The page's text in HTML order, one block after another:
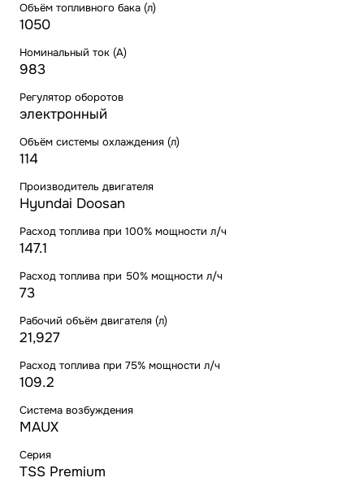
Объём топливного бака (л)
1050
Номинальный ток (А)
983
Регулятор оборотов
электронный
Объём системы охлаждения (л)
114
Производитель двигателя
Hyundai Doosan
Расход топлива при 100% мощности л/ч
147.1
Расход топлива при 50% мощности л/ч
73
Рабочий объём двигателя (л)
21,927
Расход топлива при 75% мощности л/ч
109.2
Система возбуждения
MAUX
Серия
TSS Premium